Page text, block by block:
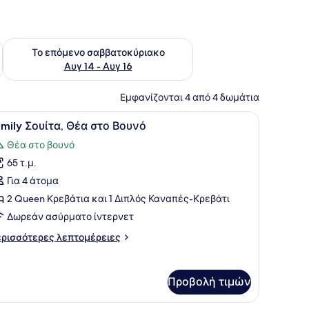
σαββατοκύριακο Αυγ 7 - Αυγ 9
Το επόμενο σαββατοκύριακο
Αυγ 14 - Αυγ 16
Έλεγχος διαθεσιμότητας για το επόμενο σαββατοκύριακο
Εμφανίζονται 4 από 4 δωμάτια
ένα κρεβάτι, έναν καναπέ και ένα τζάκι.Ένα άνετο δωμάτιο ξενοδοχείου με
5 Σουίτα, Θέα στο Βουνό
Θέα στο βουνό
65 τ.μ.
Για 4 άτομα
2 Queen Κρεβάτια και 1 Διπλός Καναπές-Κρεβάτι
Δωρεάν ασύρματο ίντερνετ
λεπτομέρειες
Προβολή τιμών